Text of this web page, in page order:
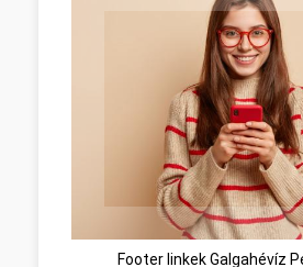
Footer linkek Galgahévíz